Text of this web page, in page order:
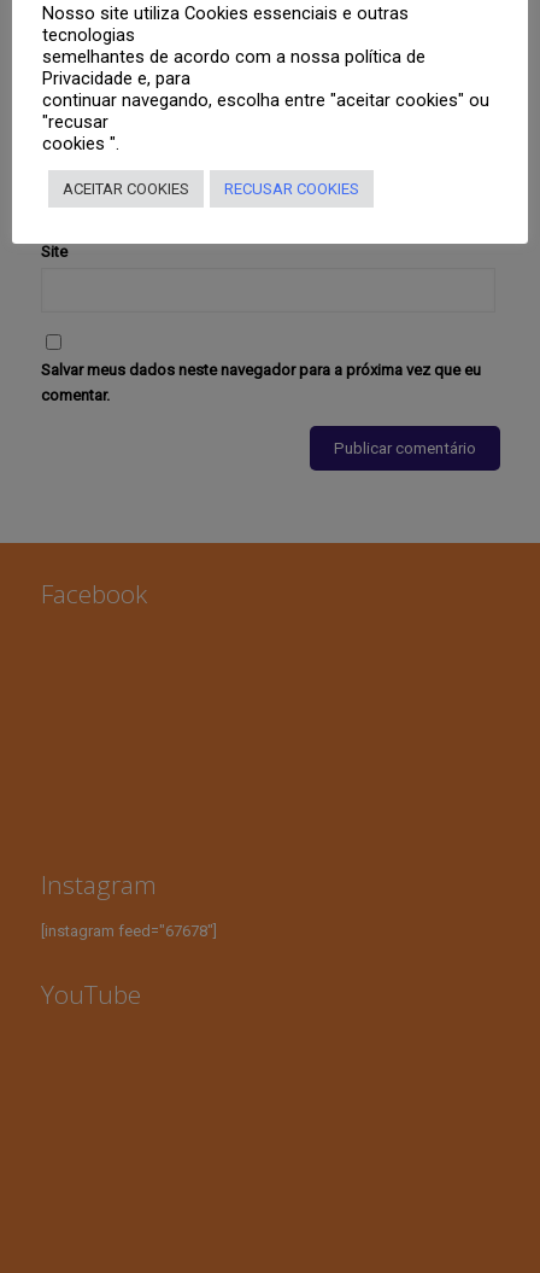
Nome*
Site
Salvar meus dados neste navegador para a próxima vez que eu
comentar.
Facebook
Instagram
[instagram feed="67678"]
YouTube
Nosso site utiliza Cookies essenciais e outras
tecnologias
semelhantes de acordo com a nossa política de
Privacidade e, para
continuar navegando, escolha entre "aceitar cookies" ou
"recusar
cookies ".
ACEITAR COOKIES RECUSAR COOKIES